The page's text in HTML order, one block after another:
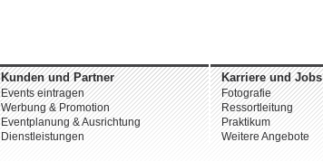
Kunden und Partner
Events eintragen
Werbung & Promotion
Eventplanung & Ausrichtung
Dienstleistungen
Karriere und Jobs
Fotografie
Ressortleitung
Praktikum
Weitere Angebote